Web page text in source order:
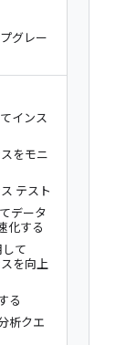
グレー
インス
をモニ
テスト
データ
化する
て
を向上
る
析クエ